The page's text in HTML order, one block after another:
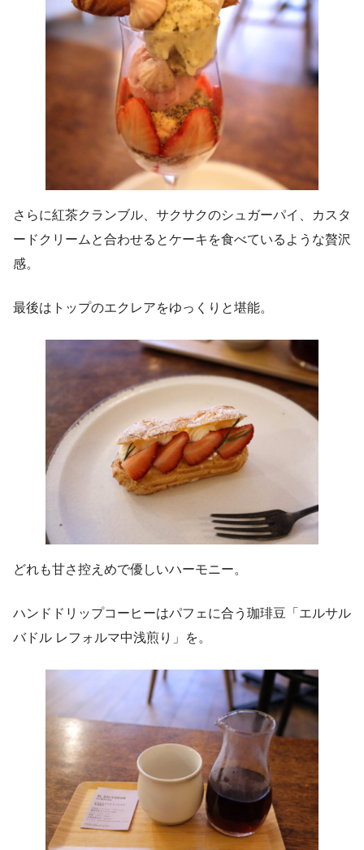
さらに紅茶クランブル、サクサクのシュガーパイ、カスタ
ードクリームと合わせるとケーキを食べているような贅沢
感。
最後はトップのエクレアをゆっくりと堪能。
どれも甘さ控えめで優しいハーモニー。
ハンドドリップコーヒーはパフェに合う珈琲豆「エルサル
バドル レフォルマ中浅煎り」を。